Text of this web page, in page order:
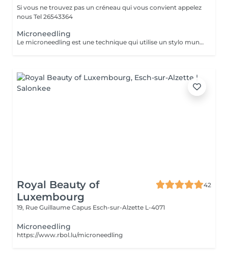
Si vous ne trouvez pas un créneau qui vous convient appelez
nous Tel 26543364
Microneedling
Le microneedling est une technique qui utilise un stylo muni de micro-aiguilles qui permettent de créer des canaux dans la peau afin de faire pénétrer le sérum au cur du derme .C'est un traitement peu invasif qui s'avère efficace contre le vieillissement cutané afin de ralentir les effets de l'âge .Le microneedling redensifie la peau afin de la rendre de meilleure qualité et permet ainsi la régénération de la peau pour un teint plus éclatant
Royal Beauty of
Luxembourg
42
19, Rue Guillaume Capus Esch-sur-Alzette L-4071
Microneedling
https://www.rbol.lu/microneedling